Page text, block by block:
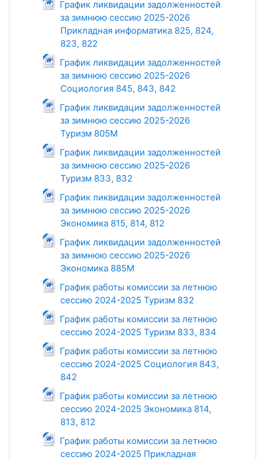
График ликвидации задолженностей
за зимнюю сессию 2025-2026
Прикладная информатика 825, 824,
823, 822
Файл
График ликвидации задолженностей
за зимнюю сессию 2025-2026
Социология 845, 843, 842
Файл
График ликвидации задолженностей
за зимнюю сессию 2025-2026
Туризм 805М
Файл
График ликвидации задолженностей
за зимнюю сессию 2025-2026
Туризм 833, 832
Файл
График ликвидации задолженностей
за зимнюю сессию 2025-2026
Экономика 815, 814, 812
Файл
График ликвидации задолженностей
за зимнюю сессию 2025-2026
Экономика 885М
Файл
График работы комиссии за летнюю
сессию 2024-2025 Туризм 832
Файл
График работы комиссии за летнюю
сессию 2024-2025 Туризм 833, 834
Файл
График работы комиссии за летнюю
сессию 2024-2025 Социология 843,
842
Файл
График работы комиссии за летнюю
сессию 2024-2025 Экономика 814,
813, 812
Файл
График работы комиссии за летнюю
сессию 2024-2025 Прикладная